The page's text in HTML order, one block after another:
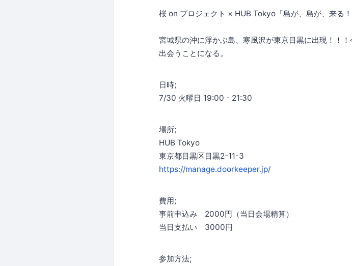
桜 on プロジェクト × HUB Tokyo「島が、島が、来る！
宮城県の沖に浮かぶ島、寒風沢が東京目黒に出現！！
出会うことになる。
日時;
7/30 火曜日 19:00 - 21:30
場所;
HUB Tokyo
東京都目黒区目黒2-11-3
https://manage.doorkeeper.jp/
費用;
事前申込み 2000円（当日会場精算）
当日支払い 3000円
参加方法;